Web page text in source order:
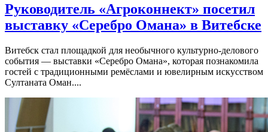
Руководитель «Агроконнект» посетил
выставку «Серебро Омана» в Витебске
Витебск стал площадкой для необычного культурно-делового
события — выставки «Серебро Омана», которая познакомила
гостей с традиционными ремёслами и ювелирным искусством
Султаната Оман....